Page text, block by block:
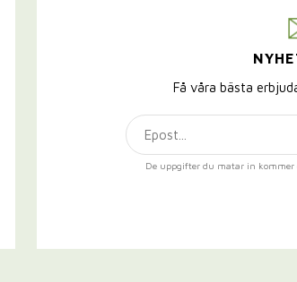
Få våra bästa
De uppgifter du matar in